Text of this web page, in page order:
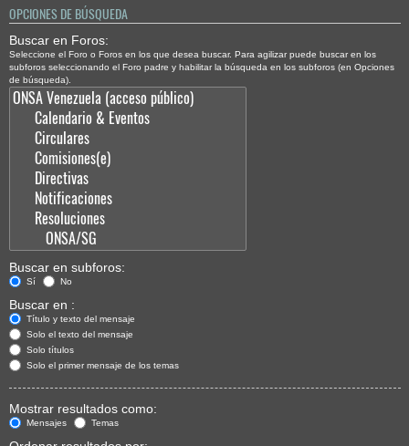
OPCIONES DE BÚSQUEDA
Buscar en Foros:
Seleccione el Foro o Foros en los que desea buscar. Para agilizar puede buscar en los
subforos seleccionando el Foro padre y habilitar la búsqueda en los subforos (en Opciones
de búsqueda).
Buscar en subforos:
Sí No
Buscar en :
Título y texto del mensaje
Solo el texto del mensaje
Solo títulos
Solo el primer mensaje de los temas
Mostrar resultados como:
Mensajes Temas